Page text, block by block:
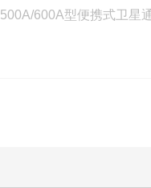
600A型便携式卫